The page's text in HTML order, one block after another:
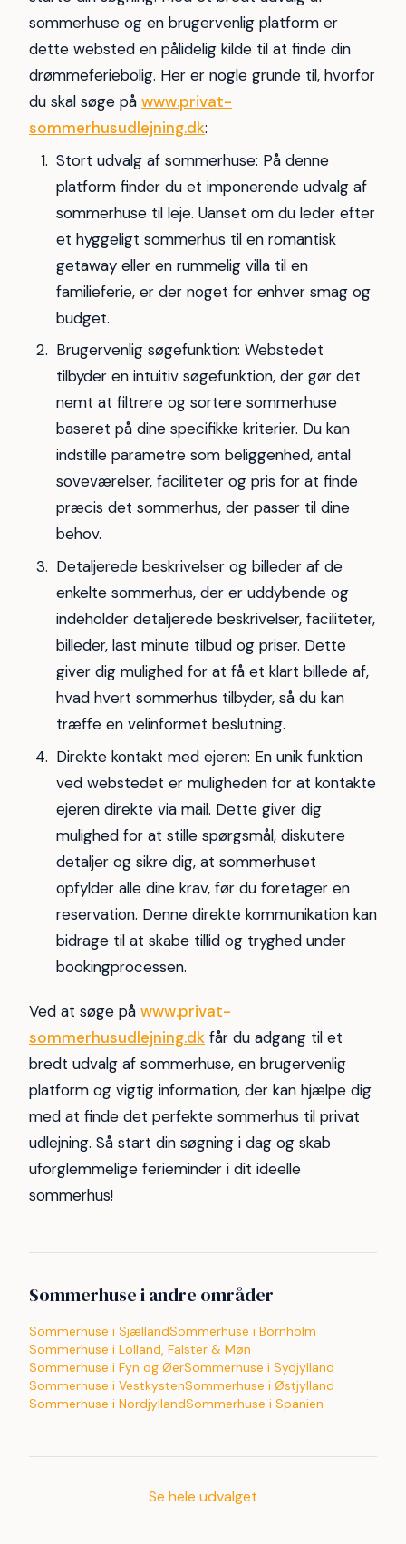
sommerhuse og en brugervenlig platform er
dette websted en pålidelig kilde til at finde din
drømmeferiebolig. Her er nogle grunde til, hvorfor
du skal søge på www.privat-
sommerhusudlejning.dk:
Stort udvalg af sommerhuse: På denne
platform finder du et imponerende udvalg af
sommerhuse til leje. Uanset om du leder efter
et hyggeligt sommerhus til en romantisk
getaway eller en rummelig villa til en
familieferie, er der noget for enhver smag og
budget.
Brugervenlig søgefunktion: Webstedet
tilbyder en intuitiv søgefunktion, der gør det
nemt at filtrere og sortere sommerhuse
baseret på dine specifikke kriterier. Du kan
indstille parametre som beliggenhed, antal
soveværelser, faciliteter og pris for at finde
præcis det sommerhus, der passer til dine
behov.
Detaljerede beskrivelser og billeder af de
enkelte sommerhus, der er uddybende og
indeholder detaljerede beskrivelser, faciliteter,
billeder, last minute tilbud og priser. Dette
giver dig mulighed for at få et klart billede af,
hvad hvert sommerhus tilbyder, så du kan
træffe en velinformet beslutning.
Direkte kontakt med ejeren: En unik funktion
ved webstedet er muligheden for at kontakte
ejeren direkte via mail. Dette giver dig
mulighed for at stille spørgsmål, diskutere
detaljer og sikre dig, at sommerhuset
opfylder alle dine krav, før du foretager en
reservation. Denne direkte kommunikation kan
bidrage til at skabe tillid og tryghed under
bookingprocessen.
Ved at søge på www.privat-
sommerhusudlejning.dk får du adgang til et
bredt udvalg af sommerhuse, en brugervenlig
platform og vigtig information, der kan hjælpe dig
med at finde det perfekte sommerhus til privat
udlejning. Så start din søgning i dag og skab
uforglemmelige ferieminder i dit ideelle
sommerhus!
Sommerhuse i andre områder
Sommerhuse i SjællandSommerhuse i Bornholm
Sommerhuse i Lolland, Falster & Møn
Sommerhuse i Fyn og ØerSommerhuse i Sydjylland
Sommerhuse i VestkystenSommerhuse i Østjylland
Sommerhuse i NordjyllandSommerhuse i Spanien
Se hele udvalget